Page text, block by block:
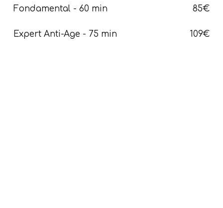
Fondamental - 60 min 85€
Expert Anti-Age - 75 min 109€